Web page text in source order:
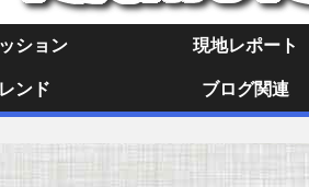
ション 現地レポート
ンド ブログ関連